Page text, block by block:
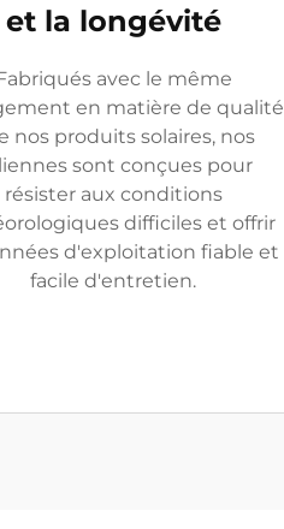
et la longévité
avec le même
en matière de qualité
nos produits solaires, nos
sont conçues pour
résister aux conditions
difficiles et offrir
d'exploitation fiable et
facile d'entretien.